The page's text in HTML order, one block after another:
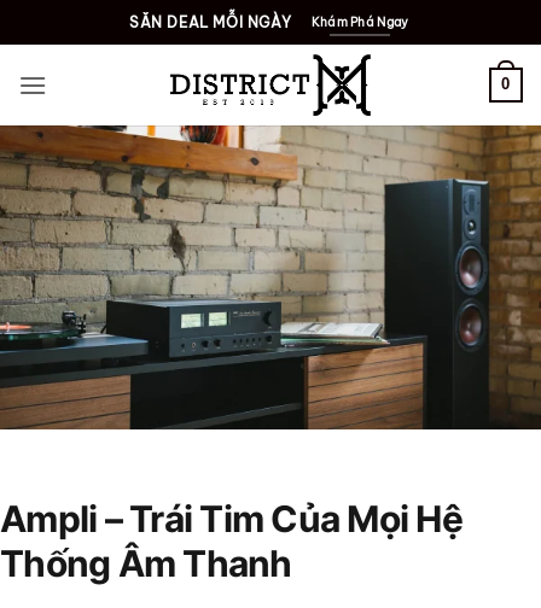
qua
nội
SĂN DEAL MỖI NGÀY Khám Phá Ngay
0
AMPLI
Ampli – Trái Tim Của Mọi Hệ
Thống Âm Thanh